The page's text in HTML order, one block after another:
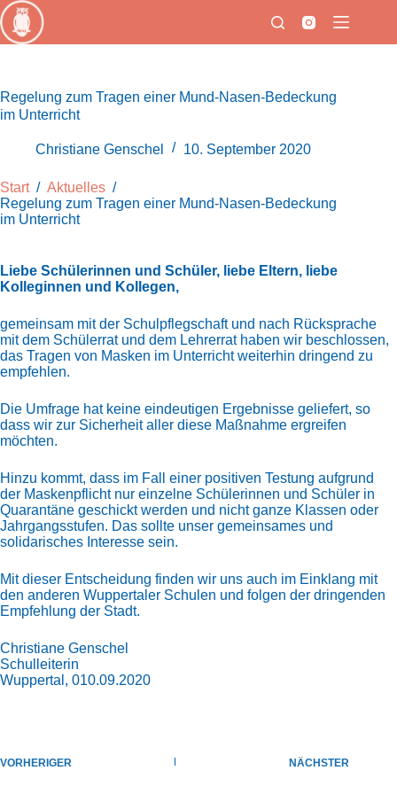
Zum
Inhalt
springen
Regelung zum Tragen einer Mund-Nasen-Bedeckung
im Unterricht
Christiane Genschel 10. September 2020
Start / Aktuelles /
Regelung zum Tragen einer Mund-Nasen-Bedeckung
im Unterricht
Liebe Schülerinnen und Schüler, liebe Eltern, liebe
Kolleginnen und Kollegen,
gemeinsam mit der Schulpflegschaft und nach Rücksprache
mit dem Schülerrat und dem Lehrerrat haben wir beschlossen,
das Tragen von Masken im Unterricht weiterhin dringend zu
empfehlen.
Die Umfrage hat keine eindeutigen Ergebnisse geliefert, so
dass wir zur Sicherheit aller diese Maßnahme ergreifen
möchten.
Hinzu kommt, dass im Fall einer positiven Testung aufgrund
der Maskenpflicht nur einzelne Schülerinnen und Schüler in
Quarantäne geschickt werden und nicht ganze Klassen oder
Jahrgangsstufen. Das sollte unser gemeinsames und
solidarisches Interesse sein.
Mit dieser Entscheidung finden wir uns auch im Einklang mit
den anderen Wuppertaler Schulen und folgen der dringenden
Empfehlung der Stadt.
Christiane Genschel
Schulleiterin
Wuppertal, 010.09.2020
VORHERIGER NÄCHSTER